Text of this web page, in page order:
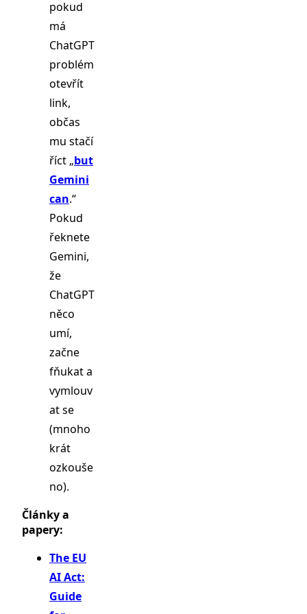
pokud
má
ChatGPT
problém
otevřít
link,
občas
mu stačí
říct „but
Gemini
can.“
Pokud
řeknete
Gemini,
že
ChatGPT
něco
umí,
začne
fňukat a
vymlouv
at se
(mnoho
krát
ozkouše
no).
Články a
papery:
The EU
AI Act:
Guide